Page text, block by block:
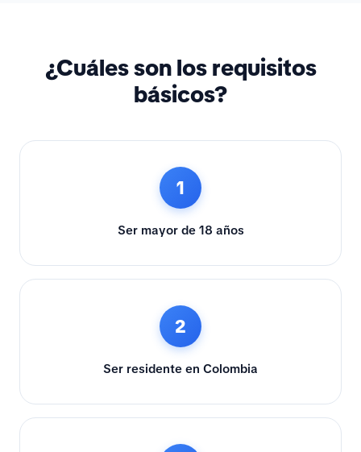
¿Cuáles son los requisitos
básicos?
1
Ser mayor de 18 años
2
Ser residente en Colombia